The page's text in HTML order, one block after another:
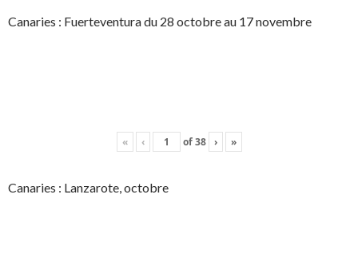
Canaries : Fuerteventura du 28 octobre au 17 novembre
« ‹ of38 › »
Canaries : Lanzarote, octobre